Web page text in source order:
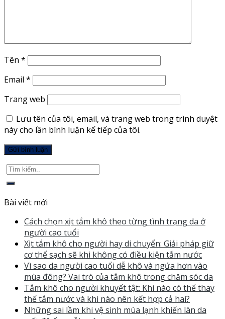
Tên *
Email *
Trang web
Lưu tên của tôi, email, và trang web trong trình duyệt
này cho lần bình luận kế tiếp của tôi.
Bài viết mới
Cách chọn xịt tắm khô theo từng tình trạng da ở
người cao tuổi
Xịt tắm khô cho người hay di chuyển: Giải pháp giữ
cơ thể sạch sẽ khi không có điều kiện tắm nước
Vì sao da người cao tuổi dễ khô và ngứa hơn vào
mùa đông? Vai trò của tắm khô trong chăm sóc da
Tắm khô cho người khuyết tật: Khi nào có thể thay
thế tắm nước và khi nào nên kết hợp cả hai?
Những sai lầm khi vệ sinh mùa lạnh khiến làn da